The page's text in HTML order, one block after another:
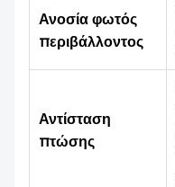
Ανοσία φωτός
περιβάλλοντος
Αντίσταση
πτώσης